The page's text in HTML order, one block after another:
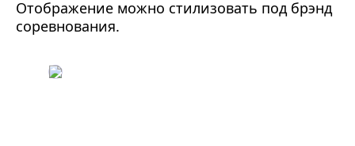
Отображение можно стилизовать под брэнд
соревнования.